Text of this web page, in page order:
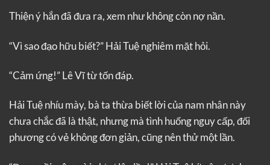
Thiện ý hắn đã đưa ra, xem như không còn nợ nần.
“Vì sao đạo hữu biết?” Hải Tuệ nghiêm mặt hỏi.
“Cảm ứng!” Lê Vĩ từ tốn đáp.
Hải Tuệ nhíu mày, bà ta thừa biết lời của nam nhân này
chưa chắc đã là thật, nhưng mà tình huống nguy cấp, đối
phương có vẻ không đơn giản, cũng nên thử một lần.